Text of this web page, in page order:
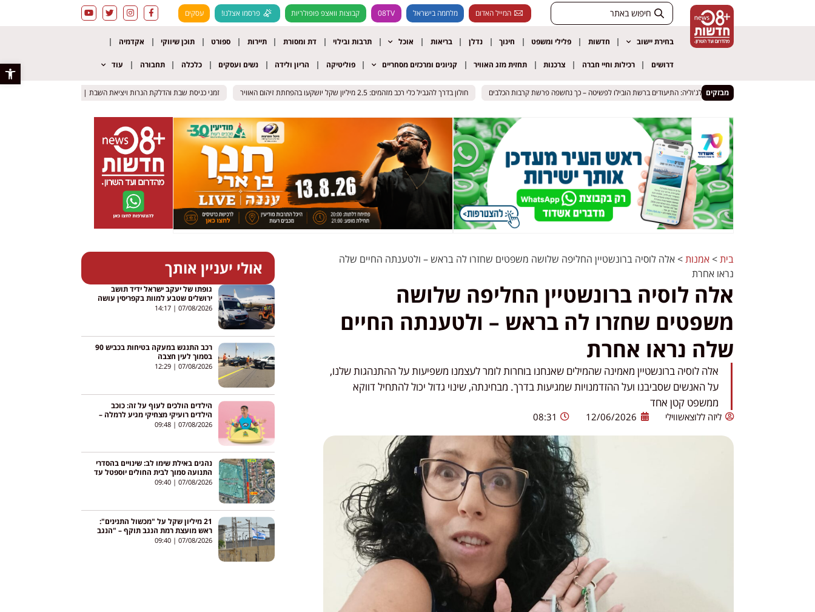
פתח
המייל האדום מלחמה בישראל 08TV קבוצות וואצפ פופולריות פרסמו אצלנו! עסקים
בחירת יישוב חדשות פלילי ומשפט חינוך נדלן בריאות אוכל תרבות ובילוי דת ומסורת תיירות ספורט תוכן שיווקי אקדמיה
דרושים רכילות וחיי חברה צרכנות תחזית מזג האוויר קניונים ומרכזים מסחריים פוליטיקה הריון ולידה נשים ועסקים כלכלה תחבורה עוד
מבזקים
שומרון | ג'לג'וליה: התיעודים ברשת הובילו לפשיטה – כך נחשפה פרשת קרבות הכלבים חולון בדרך להגביל כלי רכב מזהמים: 2.5 מיליון שקל יושקעו בהפחתת זיהום האוויר שומרון | ג'לג'וליה: התיעודים ברשת הובילו לפשיטה – כך נחשפה פרשת קרבות הכלבים חולון בדרך להגביל כלי רכב מזהמים: 2.5 מיליון שקל יושקעו בהפחתת זיהום האוויר זמני כניסת שבת והדלקת הנרות ויציאת השבת | 7-8 באוגוסט 2026
זמני כניסת שבת והדלקת הנרות ויציאת השבת | 7-8 באוגוסט 2026
בית>אמנות>אלה לוסיה ברונשטיין החליפה שלושה משפטים שחזרו לה בראש – ולטענתה החיים שלה
נראו אחרת
אלה לוסיה ברונשטיין החליפה שלושה
משפטים שחזרו לה בראש – ולטענתה החיים
שלה נראו אחרת
אלה לוסיה ברונשטיין מאמינה שהמילים שאנחנו בוחרות לומר לעצמנו משפיעות על ההתנהגות שלנו,
על האנשים שסביבנו ועל ההזדמנויות שמגיעות בדרך. מבחינתה, שינוי גדול יכול להתחיל דווקא
ממשפט קטן אחד
ליזה ללוצאשווילי 12/06/2026
08:31
אולי יעניין אותך
גופתו של יעקב ישראל ידיד תושב
ירושלים שטבע למוות בקפריסין עושה
את דרכה לישראל
07/08/2026
14:17
רכב התנגש במעקה בטיחות בכביש 90
בסמוך לעין חצבה
07/08/2026
12:29
הילדים הולכים לעוף על זה: כוכב
הילדים רועיקי מצחיקי מגיע לרמלה –
והכניסה חופשית
07/08/2026
09:48
נהגים באילת שימו לב: שינויים בהסדרי
התנועה סמוך לבית החולים יוספטל עד
סוף אוגוסט
07/08/2026
09:40
21 מיליון שקל על "מכשול התנינים":
ראש מועצת רמת הנגב תוקף – "הנגב
לא צריך עוד הצגת יח"צ"
07/08/2026
09:40